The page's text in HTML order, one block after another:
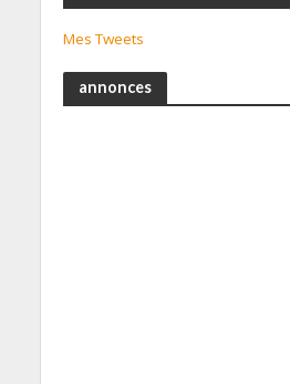
Mes Tweets
annonces